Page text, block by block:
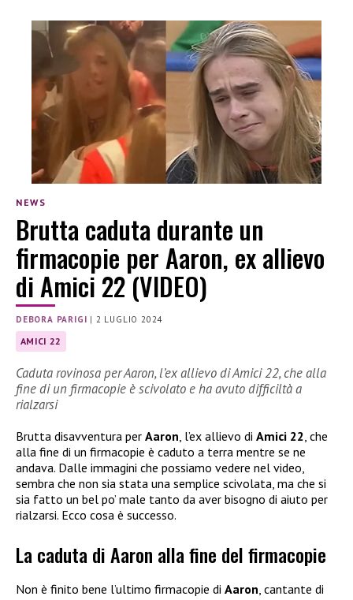
NEWS
Brutta caduta durante un
firmacopie per Aaron, ex allievo
di Amici 22 (VIDEO)
DEBORA PARIGI | 2 LUGLIO 2024
AMICI 22
Caduta rovinosa per Aaron, l’ex allievo di Amici 22, che alla
fine di un firmacopie è scivolato e ha avuto difficiltà a
rialzarsi
Brutta disavventura per Aaron, l’ex allievo di Amici 22, che
alla fine di un firmacopie è caduto a terra mentre se ne
andava. Dalle immagini che possiamo vedere nel video,
sembra che non sia stata una semplice scivolata, ma che si
sia fatto un bel po’ male tanto da aver bisogno di aiuto per
rialzarsi. Ecco cosa è successo.
La caduta di Aaron alla fine del firmacopie
Non è finito bene l’ultimo firmacopie di Aaron, cantante di